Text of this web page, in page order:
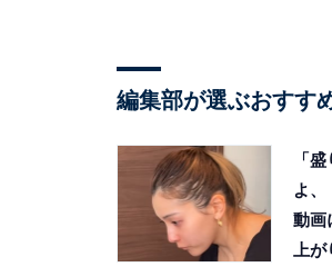
編集部が選ぶおすす
「
よ、
動画
上